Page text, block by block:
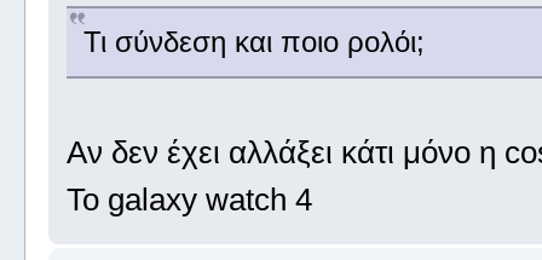
Τι σύνδεση και ποιο ρολόι;
Αν δεν έχει αλλάξει κάτι μόνο η
Το galaxy watch 4